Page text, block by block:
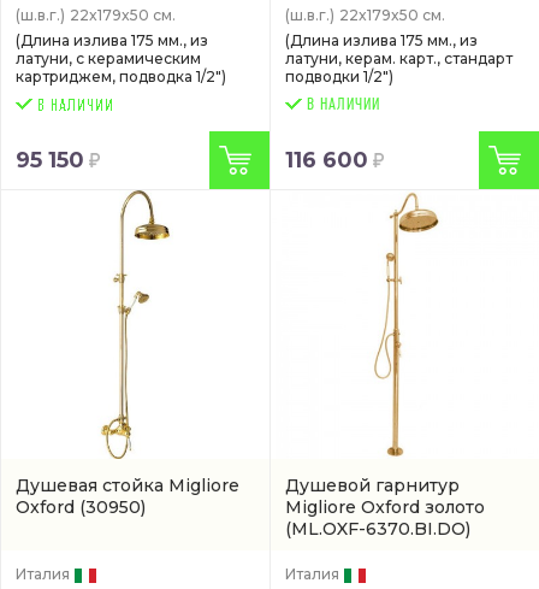
(ш.в.г.) 22x179x50 см.
(Длина излива 175 мм., из
латуни, с керамическим
картриджем, подводка 1/2")
95 150
(ш.в.г.) 22x179x50 см.
(Длина излива 175 мм., из
латуни, керам. карт., стандарт
подводки 1/2")
В НАЛИЧИИ
116 600
Душевая стойка Migliore
Oxford (30950)
Италия
Душевой гарнитур
Migliore Oxford золото
(ML.OXF-6370.BI.DO)
Италия